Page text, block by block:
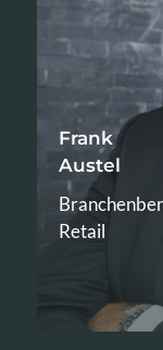
Frank
Austel
Retail